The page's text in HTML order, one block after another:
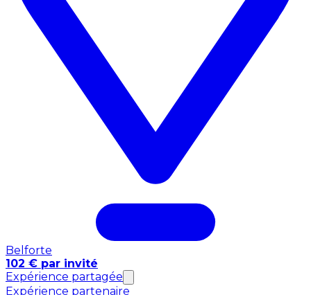
Belforte
102 € par invité
Expérience partagée
Expérience partenaire